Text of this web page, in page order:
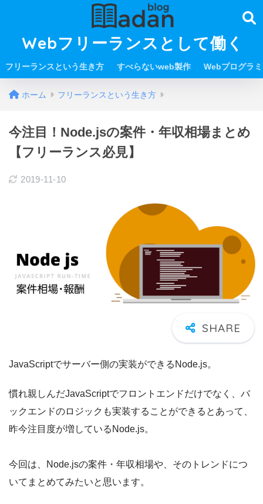
Webフリーランスとして働く
フリーランスという生き方 すべらないweb製作 Webプログラ
ホーム フリーランスという生き方
今注目！Node.jsの案件・年収相場まとめ
【フリーランス必見】
2019-11-10
JavaScriptでサーバー側の実装ができるNode.js。
慣れ親しんだJavaScriptでフロントエンドだけでなく、バ
ックエンドのロジックも実装することができるとあって、
昨今注目度が増しているNode.js。
今回は、Node.jsの案件・年収相場や、そのトレンドにつ
いてまとめてみたいと思います。